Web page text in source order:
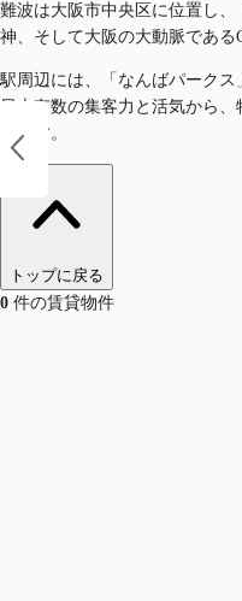
難波は大阪市中央区に位置し
神、そして大阪の大動脈である
駅周辺には、「なんばパーク
日本有数の集客力と活気から
います。
トップに戻る
0 件の賃貸物件